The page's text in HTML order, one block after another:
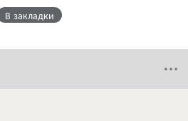
В закладки